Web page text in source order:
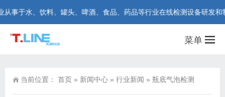
于水、饮料、罐头、啤酒、食品、药品等行业在线检测设备研发和
菜单
当前位置： 首页 » 新闻中心 » 行业新闻 » 瓶底气泡检测